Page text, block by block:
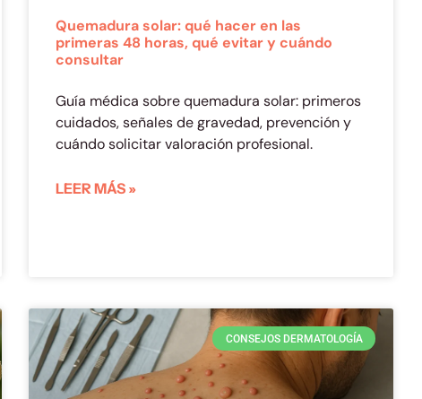
Quemadura solar: qué hacer en las
primeras 48 horas, qué evitar y cuándo
consultar
Guía médica sobre quemadura solar: primeros
cuidados, señales de gravedad, prevención y
cuándo solicitar valoración profesional.
LEER MÁS »
CONSEJOS DERMATOLOGÍA